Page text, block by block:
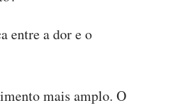
entre a dor e o
mais amplo. O